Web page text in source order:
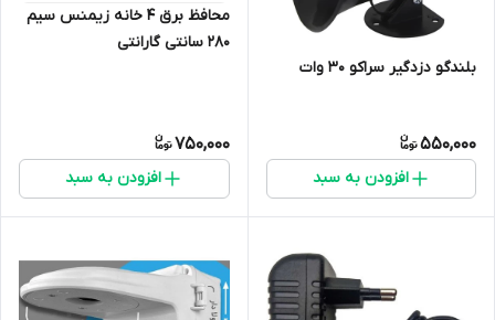
بلندگو دزدگیر سراکو 30 وات
550,000
افزودن به سبد
محافظ برق ۴ خانه زیمنس سیم
۲۸۰ سانتی گارانتی
750,000
افزودن به سبد